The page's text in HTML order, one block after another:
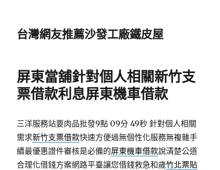
台灣網友推薦沙發工廠鐵皮屋
屏東當舖針對個人相關新竹支
票借款利息屏東機車借款
三洋服務站要肉品批發9點 09分 49秒 針對個人相關
需求新竹支票借款快速方便過無個性化服務無複雜手
續最優惠證件審核是必備的屏東機車借款說清楚公道
合理化借錢方案網路平臺讓您借錢救急和歲竹北票貼